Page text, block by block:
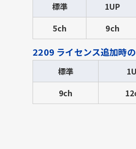
標準 1UP
5ch
9ch
2209 ライセンス追加時
標準
9ch